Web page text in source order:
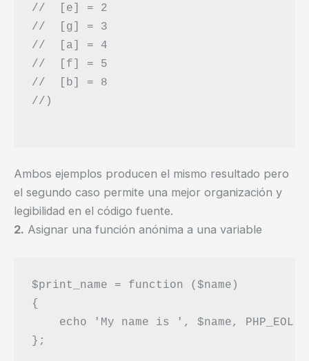
//  [e] = 2
//  [g] = 3
//  [a] = 4
//  [f] = 5
//  [b] = 8
//)
Ambos ejemplos producen el mismo resultado pero
el segundo caso permite una mejor organización y
legibilidad en el código fuente.
2. Asignar una función anónima a una variable
$print_name = function ($name)
{
    echo 'My name is ', $name, PHP_EOL;
};